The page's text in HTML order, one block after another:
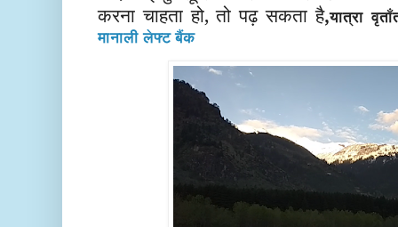
करना चाहता हो, तो पढ़ सकता है,यात्रा
मानाली लेफ्ट बैंक